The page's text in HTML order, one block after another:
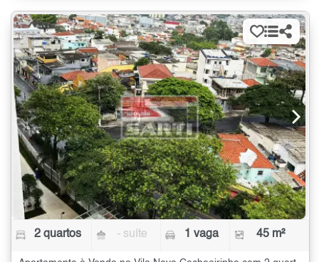
2 quartos - suíte 1 vaga 45 m²